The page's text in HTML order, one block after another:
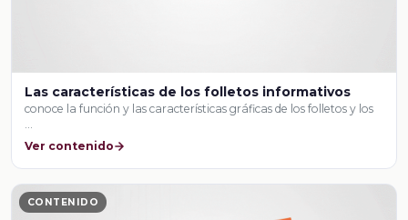
Las características de los folletos informativos
conoce la función y las características gráficas de los folletos y los
Ver contenido
CONTENIDO